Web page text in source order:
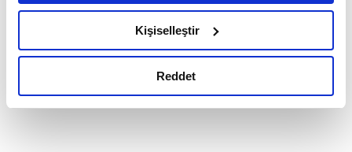
belirleyebilirsiniz. Çerezlere ilişkin detaylı bilgi için
Ayarlar butonuna tıklayabilir,Çerez Bilgilendirme
Metnimizi ziyaret edebilirsiniz.
okumak ve sitemizi ziyaretiniz kapsamında
Kişiselleştir
Reddet